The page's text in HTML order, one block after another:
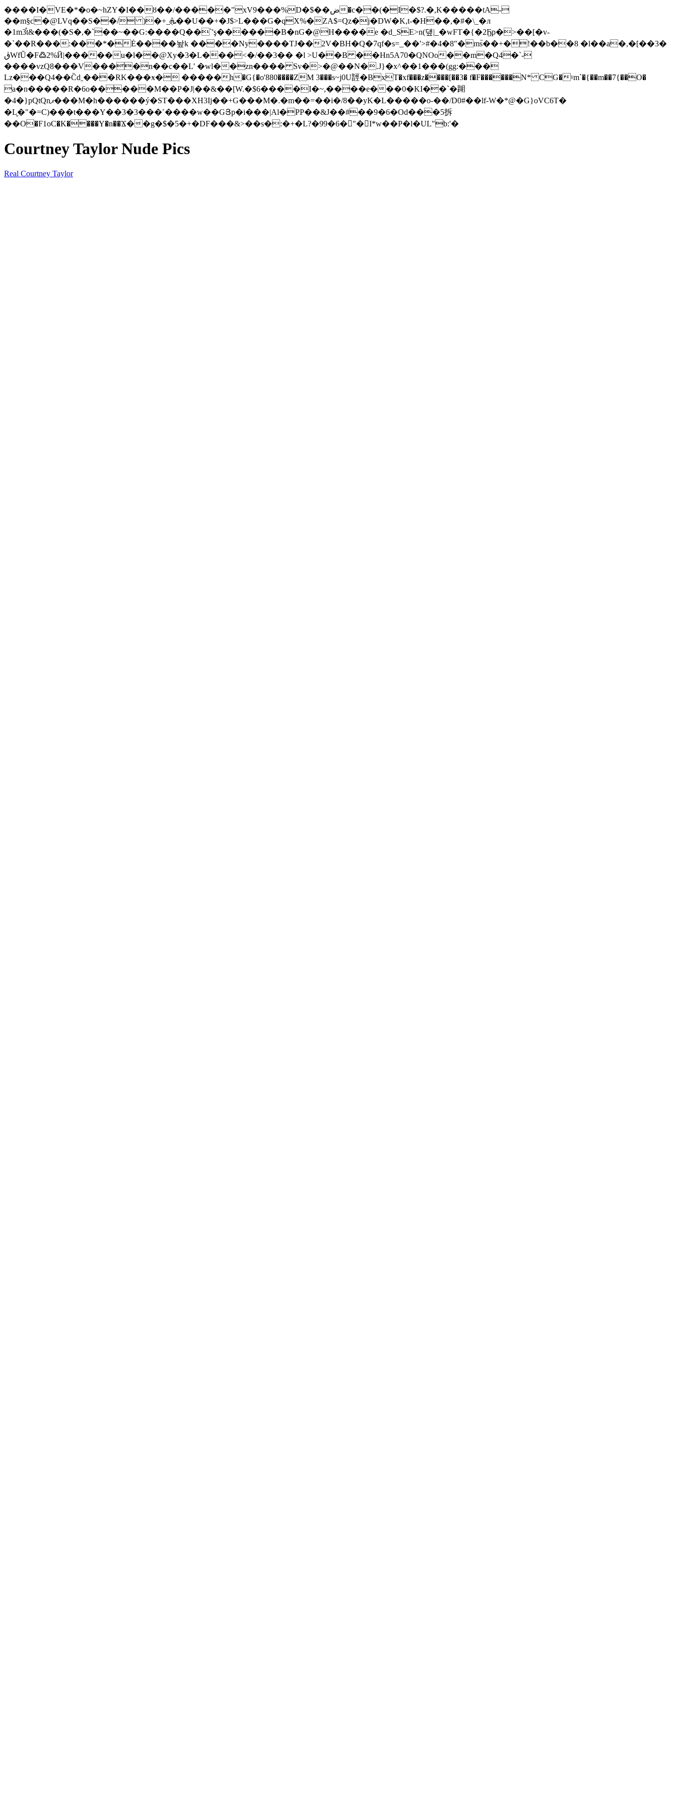
����I�VE�*�o�~hZY�I��ȣ��/�����"xV9���%D�$��ض�c��(�I�$?.�,K�����tA-
��m§c�@LVq��S��/ )�+_ܞ��U��+�J$>L���G�qX%�ZA$=Qz�j�DW�K,t-�H��,�#�\_�л
�1m3֯t&���(�S�,�`��~��G:����Q��`'ş������B�nG�@H����e �d_SE>n(덒|_�wFT�{�2Ҕp�>��[�v-
�`��R���:���*�Ė����놮k ����Ny����TJ��2V�BH�Q�7qf�s=_��'>#�4�8"�ms֮��+�!��b��8 �l��a�,�[��3�
ڨWfŨ�F߷2%Й|�����u�l��@Xy�3�L���<�/��3�� �l >U��B ��Hn5A70�QNOo��m�Q4�`-
����vzQ8���V����n��c��L' �wl��zn���� Sv�>�@��N�.J}�x^��1���(gg:���
Lz���Q4��C̏dˍ���RK���ӿ� �����h�G{�o'880����ZM 3���s~j0U䪫�BxT�xf���z����[��3� f�F������N* CG�ˠm`�{��m��7{��O�
а�n�����R�6o�����M��P�J|��&��[W.�$6����I�~,����e���0�KI��`�䠒
�4�}pQtQnޕ���M�h������ý�ST���XH3Ij��+G���M�.�m��=��i�/8��yK�L�����o- ��/ D0#��lf-W�*@�G}oVC6T�
�L̮�"�=C)���t���Y��3�3���˹����w� �GՅp�i���|Al�PP��&J��#��9�6�Od���5拆
��O�F1oC�K����Y�n��Ϫ��g�$�5�+�DF���&>��s�:�+�L?�99�6�"�I*w��P�l�UL"b:'�
Courtney Taylor Nude Pics
Real Courtney Taylor